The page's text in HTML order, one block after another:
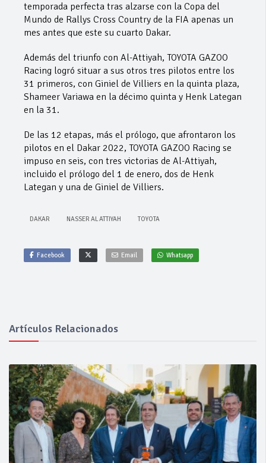
temporada perfecta tras alzarse con la Copa del
Mundo de Rallys Cross Country de la FIA apenas un
mes antes que este su cuarto Dakar.
Además del triunfo con Al-Attiyah, TOYOTA GAZOO
Racing logró situar a sus otros tres pilotos entre los
31 primeros, con Giniel de Villiers en la quinta plaza,
Shameer Variawa en la décimo quinta y Henk Lategan
en la 31.
De las 12 etapas, más el prólogo, que afrontaron los
pilotos en el Dakar 2022, TOYOTA GAZOO Racing se
impuso en seis, con tres victorias de Al-Attiyah,
incluido el prólogo del 1 de enero, dos de Henk
Lategan y una de Giniel de Villiers.
DAKAR NASSER AL ATTIYAH TOYOTA
Facebook Email Whatsapp
Artículos Relacionados